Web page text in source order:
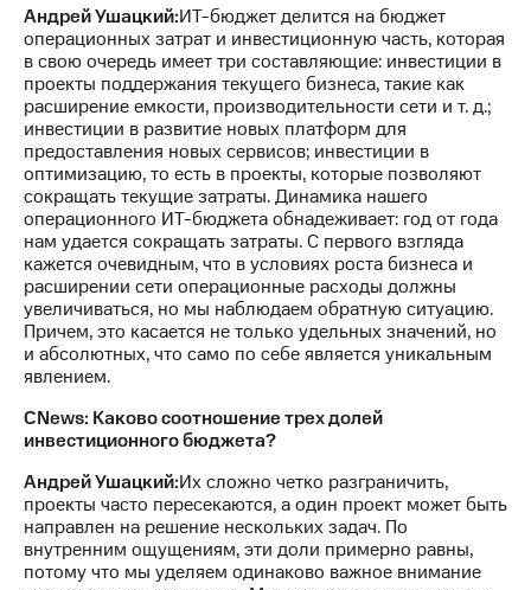
Андрей Ушацкий:ИТ-бюджет делится на бюджет
операционных затрат и инвестиционную часть, которая
в свою очередь имеет три составляющие: инвестиции в
проекты поддержания текущего бизнеса, такие как
расширение емкости, производительности сети и т. д.;
инвестиции в развитие новых платформ для
предоставления новых сервисов; инвестиции в
оптимизацию, то есть в проекты, которые позволяют
сокращать текущие затраты. Динамика нашего
операционного ИТ-бюджета обнадеживает: год от года
нам удается сокращать затраты. С первого взгляда
кажется очевидным, что в условиях роста бизнеса и
расширении сети операционные расходы должны
увеличиваться, но мы наблюдаем обратную ситуацию.
Причем, это касается не только удельных значений, но
и абсолютных, что само по себе является уникальным
явлением.
CNews: Каково соотношение трех долей
инвестиционного бюджета?
Андрей Ушацкий:Их сложно четко разграничить,
проекты часто пересекаются, а один проект может быть
направлен на решение нескольких задач. По
внутренним ощущениям, эти доли примерно равны,
потому что мы уделяем одинаково важное внимание